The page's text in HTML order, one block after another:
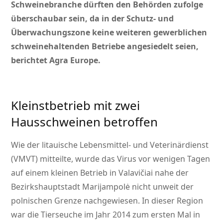
Schweinebranche dürften den Behörden zufolge
überschaubar sein, da in der Schutz- und
Überwachungszone keine weiteren gewerblichen
schweinehaltenden Betriebe angesiedelt seien,
berichtet Agra Europe.
Kleinstbetrieb mit zwei
Hausschweinen betroffen
Wie der litauische Lebensmittel- und Veterinärdienst
(VMVT) mitteilte, wurde das Virus vor wenigen Tagen
auf einem kleinen Betrieb in Valavičiai nahe der
Bezirkshauptstadt Marijampolė nicht unweit der
polnischen Grenze nachgewiesen. In dieser Region
war die Tierseuche im Jahr 2014 zum ersten Mal in